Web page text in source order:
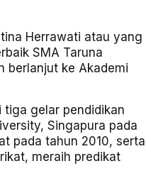
Herrawati atau yang
SMA Taruna
berlanjut ke Akademi
tiga gelar pendidikan
Singapura pada
pada tahun 2010, serta
meraih predikat